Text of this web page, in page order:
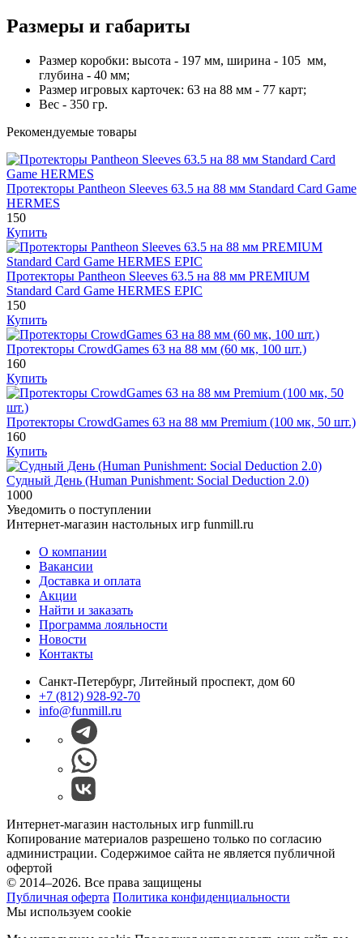
Размеры и габариты
Размер коробки: высота - 197 мм, ширина - 105 мм,
глубина - 40 мм;
Размер игровых карточек: 63 на 88 мм - 77 карт;
Вес - 350 гр.
Рекомендуемые товары
Протекторы Pantheon Sleeves 63.5 на 88 мм Standard Card Game
HERMES
150
Купить
Протекторы Pantheon Sleeves 63.5 на 88 мм PREMIUM
Standard Card Game HERMES EPIC
150
Купить
Протекторы CrowdGames 63 на 88 мм (60 мк, 100 шт.)
160
Купить
Протекторы CrowdGames 63 на 88 мм Premium (100 мк, 50 шт.)
160
Купить
Судный День (Human Punishment: Social Deduction 2.0)
1000
Уведомить о поступлении
Интернет-магазин настольных игр funmill.ru
О компании
Вакансии
Доставка и оплата
Акции
Найти и заказать
Программа лояльности
Новости
Контакты
Санкт-Петербург, Литейный проспект, дом 60
+7 (812) 928-92-70
info@funmill.ru
Интернет-магазин настольных игр funmill.ru
Копирование материалов разрешено только по согласию
администрации. Содержимое сайта не является публичной
офертой
© 2014–2026. Все права защищены
Публичная оферта Политика конфиденциальности
Мы используем cookie